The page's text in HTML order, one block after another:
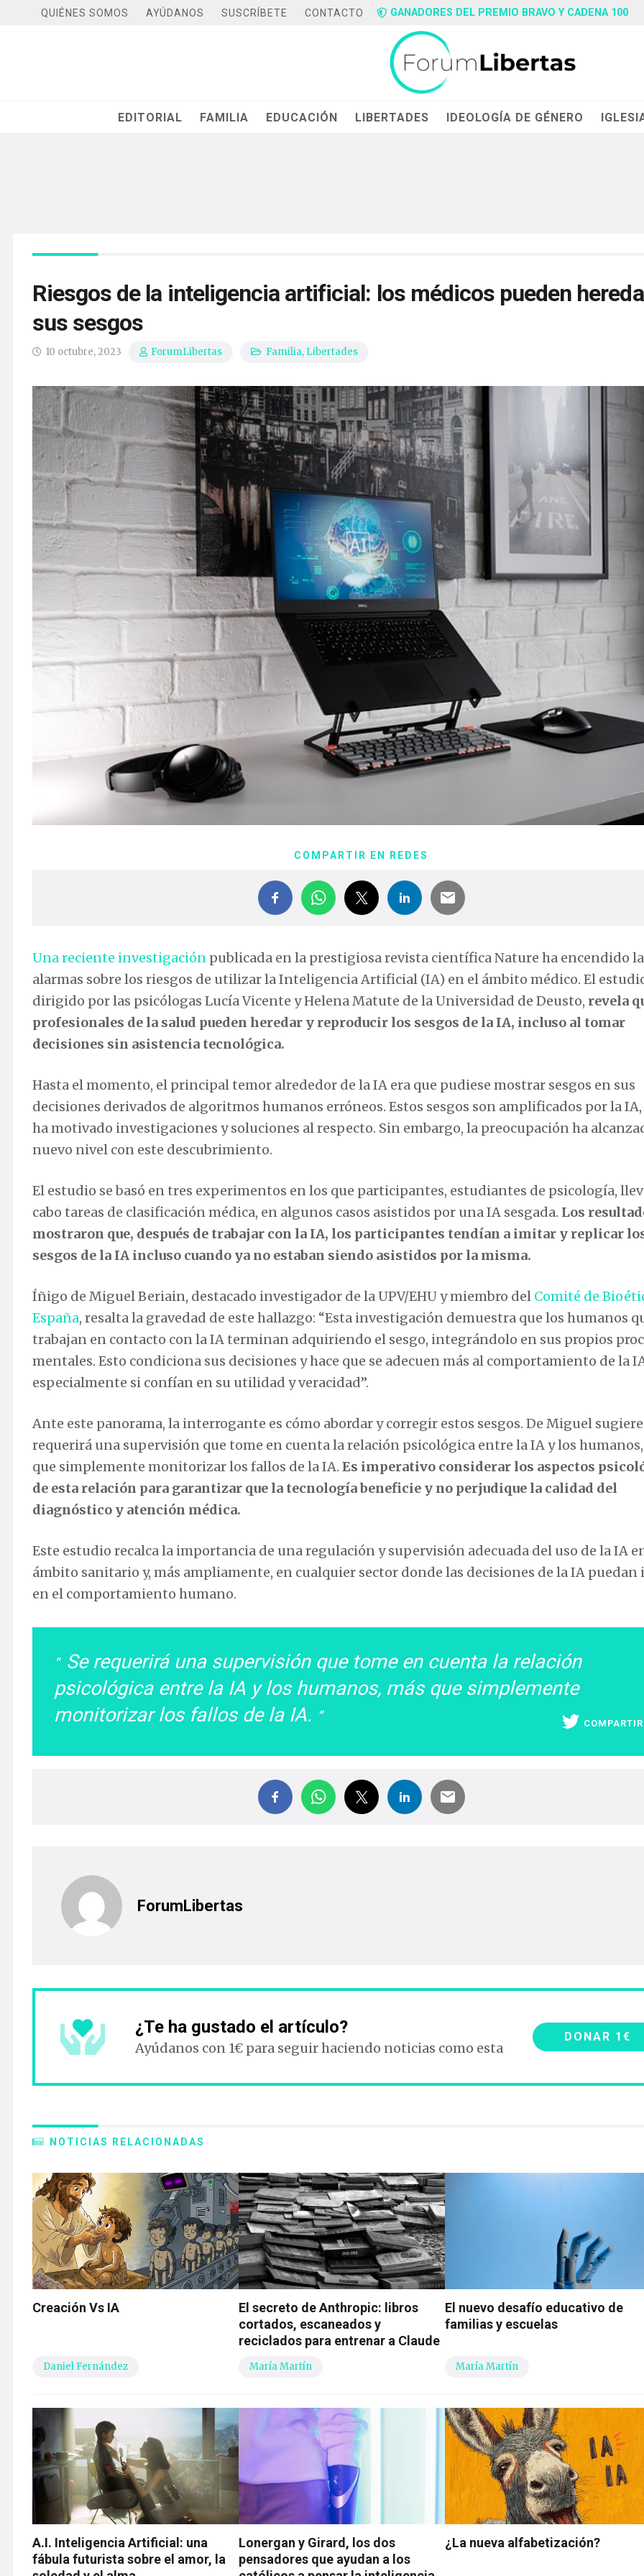
QUIÉNES SOMOS AYÚDANOS SUSCRÍBETE CONTACTO GANADORES DEL PREMIO BRAVO Y CADENA 100
EDITORIAL FAMILIA EDUCACIÓN LIBERTADES IDEOLOGÍA DE GÉNERO
Riesgos de la inteligencia artificial: los médicos pueden
sus sesgos
10 octubre, 2023 ForumLibertas Familia, Libertades
COMPARTIR EN REDES
Una reciente investigación publicada en la prestigiosa revista científica Nature ha encendido
alarmas sobre los riesgos de utilizar la Inteligencia Artificial (IA) en el ámbito médico. El
dirigido por las psicólogas Lucía Vicente y Helena Matute de la Universidad de Deusto, revela
profesionales de la salud pueden heredar y reproducir los sesgos de la IA, incluso al tomar
decisiones sin asistencia tecnológica.
Hasta el momento, el principal temor alrededor de la IA era que pudiese mostrar sesgos en sus
decisiones derivados de algoritmos humanos erróneos. Estos sesgos son amplificados por la
ha motivado investigaciones y soluciones al respecto. Sin embargo, la preocupación ha
nuevo nivel con este descubrimiento.
El estudio se basó en tres experimentos en los que participantes, estudiantes de psicología,
cabo tareas de clasificación médica, en algunos casos asistidos por una IA sesgada. Los
mostraron que, después de trabajar con la IA, los participantes tendían a imitar y replicar
sesgos de la IA incluso cuando ya no estaban siendo asistidos por la misma.
Íñigo de Miguel Beriain, destacado investigador de la UPV/EHU y miembro del Comité de
España, resalta la gravedad de este hallazgo: “Esta investigación demuestra que los humanos
trabajan en contacto con la IA terminan adquiriendo el sesgo, integrándolo en sus propios
mentales. Esto condiciona sus decisiones y hace que se adecuen más al comportamiento de la
especialmente si confían en su utilidad y veracidad”.
Ante este panorama, la interrogante es cómo abordar y corregir estos sesgos. De Miguel sugiere
requerirá una supervisión que tome en cuenta la relación psicológica entre la IA y los
que simplemente monitorizar los fallos de la IA. Es imperativo considerar los aspectos
de esta relación para garantizar que la tecnología beneficie y no perjudique la calidad del
diagnóstico y atención médica.
Este estudio recalca la importancia de una regulación y supervisión adecuada del uso de la IA
ámbito sanitario y, más ampliamente, en cualquier sector donde las decisiones de la IA
en el comportamiento humano.
Se requerirá una supervisión que tome en cuenta la relación
psicológica entre la IA y los humanos, más que simplemente
monitorizar los fallos de la IA.
ForumLibertas
¿Te ha gustado el artículo?
Ayúdanos con 1€ para seguir haciendo noticias como esta
DONAR 1€
NOTICIAS RELACIONADAS
Creación Vs IA
Daniel Fernández
El secreto de Anthropic: libros
cortados, escaneados y
reciclados para entrenar a Claude
María Martín
El nuevo desafío educativo de
familias y escuelas
María Martín
A.I. Inteligencia Artificial: una
fábula futurista sobre el amor, la
Lonergan y Girard, los dos
pensadores que ayudan a los
¿La nueva alfabetización?